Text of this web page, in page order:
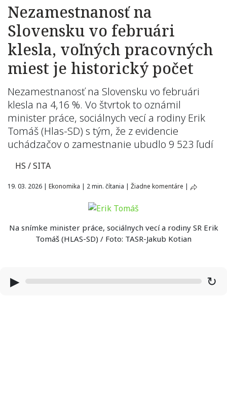
Nezamestnanosť na
Slovensku vo februári
klesla, voľných pracovných
miest je historický počet
Nezamestnanosť na Slovensku vo februári
klesla na 4,16 %. Vo štvrtok to oznámil
minister práce, sociálnych vecí a rodiny Erik
Tomáš (Hlas-SD) s tým, že z evidencie
uchádzačov o zamestnanie ubudlo 9 523 ľudí
HS / SITA
19. 03. 2026 | Ekonomika | 2 min. čítania | Žiadne komentáre |
Na snímke minister práce, sociálnych vecí a rodiny SR Erik
Tomáš (HLAS-SD) / Foto: TASR-Jakub Kotian
▶ ↻